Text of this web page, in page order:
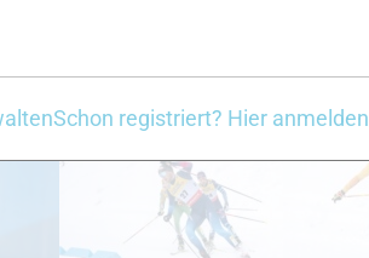
Schon registriert? Hier anmelden